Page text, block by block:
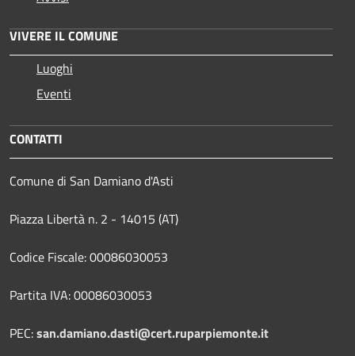
VIVERE IL COMUNE
Luoghi
Eventi
CONTATTI
Comune di San Damiano d'Asti
Piazza Libertà n. 2 - 14015 (AT)
Codice Fiscale: 00086030053
Partita IVA: 00086030053
PEC:san.damiano.dasti@cert.ruparpiemonte.it